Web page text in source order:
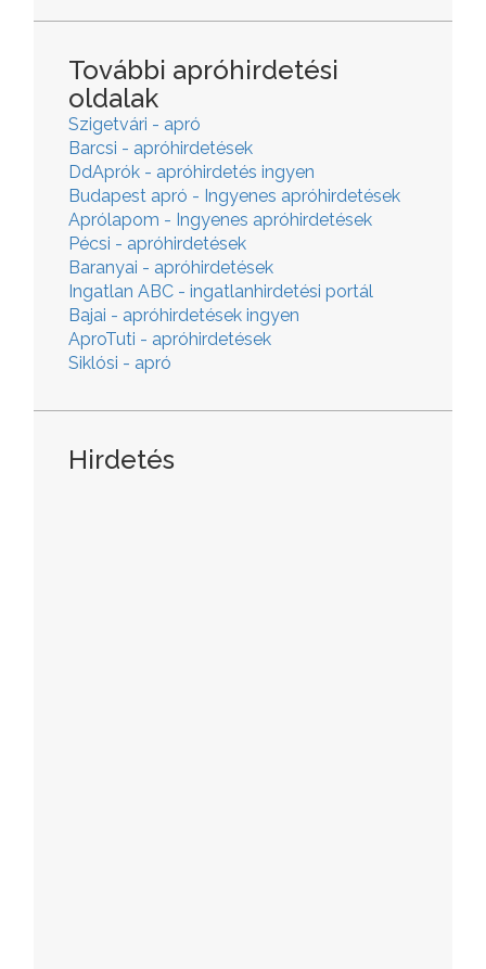
További apróhirdetési
oldalak
Szigetvári - apró
Barcsi - apróhirdetések
DdAprók - apróhirdetés ingyen
Budapest apró - Ingyenes apróhirdetések
Aprólapom - Ingyenes apróhirdetések
Pécsi - apróhirdetések
Baranyai - apróhirdetések
Ingatlan ABC - ingatlanhirdetési portál
Bajai - apróhirdetések ingyen
AproTuti - apróhirdetések
Siklósi - apró
Hirdetés